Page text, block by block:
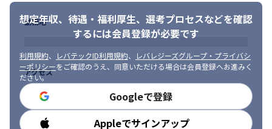
想定年収、待遇・福利厚生、 選考プロセスなどを確認
するには会員登録が必要です
利用規約、 レバテックID利用規約、
レバレジーズグループ・プライバシ
ーポリシーをご確認のうえ、同意いただける場合は会員登録へお進みく
ださい。
Googleで登録
Appleでサインアップ
勤務地
アクセス
勤務時間